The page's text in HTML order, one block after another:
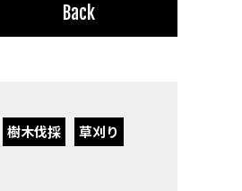
Back
樹木伐採
草刈り